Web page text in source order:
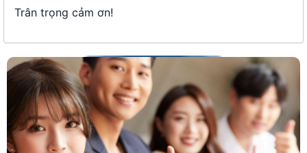
Trân trọng cảm ơn!